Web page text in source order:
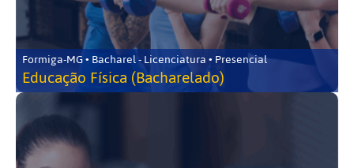
Formiga-MG • Bacharel - Licenciatura • Presencial
Educação Física (Bacharelado)